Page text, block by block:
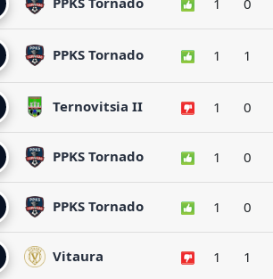
1 0
PPKS Tornado 1 1
Ternovitsia II 1 0
PPKS Tornado 1 0
PPKS Tornado 1 0
Vitaura 1 1